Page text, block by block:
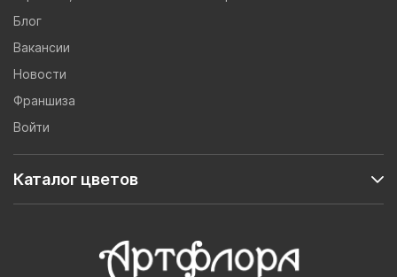
Блог
Вакансии
Новости
Франшиза
Войти
Каталог цветов